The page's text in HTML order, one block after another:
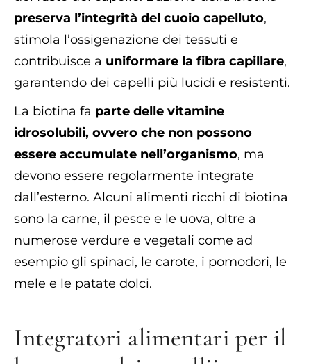
preserva l’integrità del cuoio capelluto,
stimola l’ossigenazione dei tessuti e
contribuisce a uniformare la fibra capillare,
garantendo dei capelli più lucidi e resistenti.
La biotina fa parte delle vitamine
idrosolubili, ovvero che non possono
essere accumulate nell’organismo, ma
devono essere regolarmente integrate
dall’esterno. Alcuni alimenti ricchi di biotina
sono la carne, il pesce e le uova, oltre a
numerose verdure e vegetali come ad
esempio gli spinaci, le carote, i pomodori, le
mele e le patate dolci.
Integratori alimentari per il